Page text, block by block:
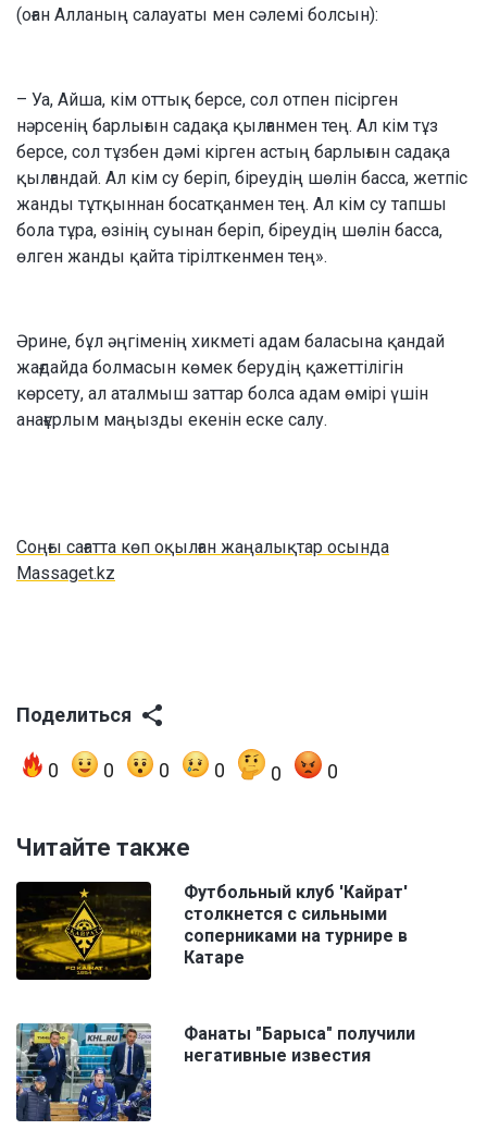
(оған Алланың салауаты мен сәлемі болсын):
– Уа, Айша, кім оттық берсе, сол отпен пісірген
нәрсенің барлығын садақа қылғанмен тең. Ал кім тұз
берсе, сол тұзбен дәмі кірген астың барлығын садақа
қылғандай. Ал кім су беріп, біреудің шөлін басса, жетпіс
жанды тұтқыннан босатқанмен тең. Ал кім су тапшы
бола тұра, өзінің суынан беріп, біреудің шөлін басса,
өлген жанды қайта тірілткенмен тең».
Әрине, бұл әңгіменің хикметі адам баласына қандай
жағдайда болмасын көмек берудің қажеттілігін
көрсету, ал аталмыш заттар болса адам өмірі үшін
анағұрлым маңызды екенін еске салу.
Соңғы сағатта көп оқылған жаңалықтар осында
Massaget.kz
Поделиться
0 0 0 0 0 0
Читайте также
Футбольный клуб 'Кайрат'
столкнется с сильными
соперниками на турнире в
Катаре
Фанаты "Барыса" получили
негативные известия